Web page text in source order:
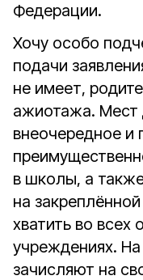
Федерации.
Хочу особо
подачи
не имеет,
ажиотажа.
внеочередное и
в школы, а
на
хватить во всех
учреждениях.
зачисляют на